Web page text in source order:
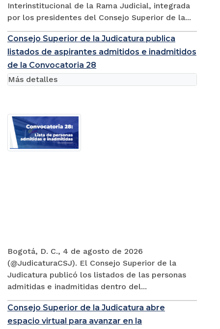
Interinstitucional de la Rama Judicial, integrada
por los presidentes del Consejo Superior de la...
Consejo Superior de la Judicatura publica
listados de aspirantes admitidos e inadmitidos
de la Convocatoria 28
Bogotá, D. C., 4 de agosto de 2026
(@JudicaturaCSJ). El Consejo Superior de la
Judicatura publicó los listados de las personas
admitidas e inadmitidas dentro del...
Más detalles
Consejo Superior de la Judicatura abre
espacio virtual para avanzar en la